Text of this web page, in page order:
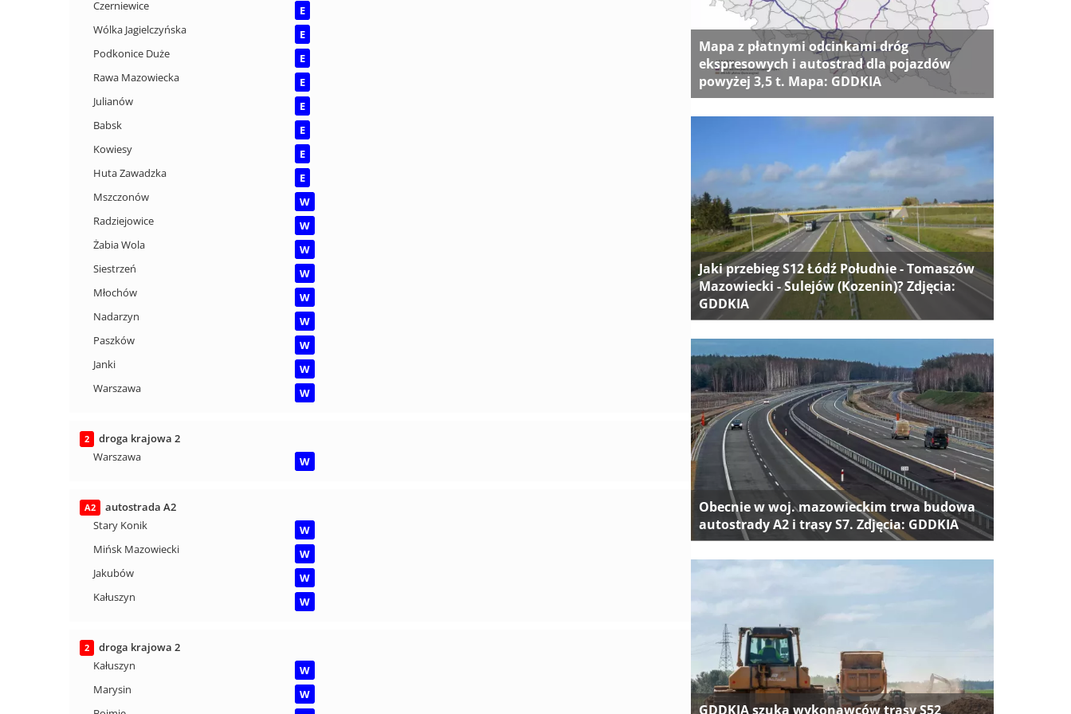
Czerniewice
E
Wólka Jagielczyńska
E
Podkonice Duże
E
Rawa Mazowiecka
E
Julianów
E
Babsk
E
Kowiesy
E
Huta Zawadzka
E
Mszczonów
W
Radziejowice
W
Żabia Wola
W
Siestrzeń
W
Młochów
W
Nadarzyn
W
Paszków
W
Janki
W
Warszawa
W
2
droga krajowa 2
Warszawa
W
A2
autostrada A2
Stary Konik
W
Mińsk Mazowiecki
W
Jakubów
W
Kałuszyn
W
2
droga krajowa 2
Kałuszyn
W
Marysin
W
Mapa z płatnymi odcinkami dróg
ekspresowych i autostrad dla pojazdów
powyżej 3,5 t. Mapa: GDDKIA
Jaki przebieg S12 Łódź Południe - Tomaszów
Mazowiecki - Sulejów (Kozenin)? Zdjęcia:
GDDKIA
Obecnie w woj. mazowieckim trwa budowa
autostrady A2 i trasy S7. Zdjęcia: GDDKIA
GDDKIA szuka wykonawców trasy S52